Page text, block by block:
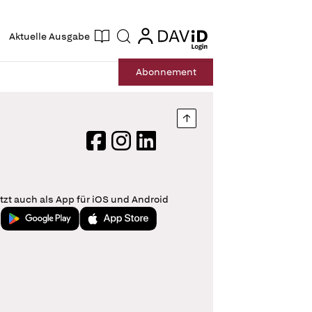
Aktuelle Ausgabe Suche login
login
Abonnement
Nach oben springen
FacebookInstagram
LinkedIn
auch als App für iOS und Android
Jetzt bei Google PlayLaden im App Store